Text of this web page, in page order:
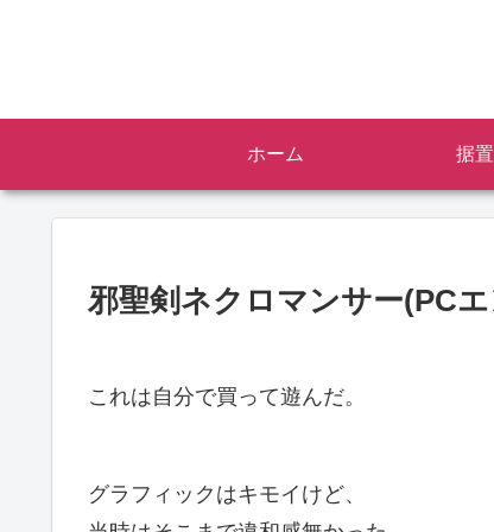
ホーム 据
邪聖剣ネクロマンサー(PC
これは自分で買って遊んだ。
グラフィックはキモイけど、